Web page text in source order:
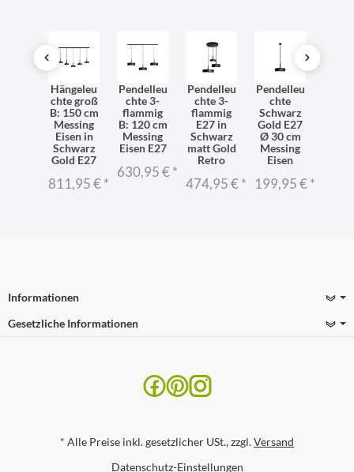
Hängeleu
chte groß
B: 150 cm
Messing
Eisen in
Schwarz
Gold E27
811,95 €*
Pendelleu
chte 3-
flammig
B: 120 cm
Messing
Eisen E27
630,95 €*
Pendelleu
chte 3-
flammig
E27 in
Schwarz
matt Gold
Retro
474,95 €*
Pendelleu
chte
Schwarz
Gold E27
Ø 30 cm
Messing
Eisen
199,95 €*
Informationen
Gesetzliche Informationen
* Alle Preise inkl. gesetzlicher USt., zzgl.Versand
Datenschutz-Einstellungen